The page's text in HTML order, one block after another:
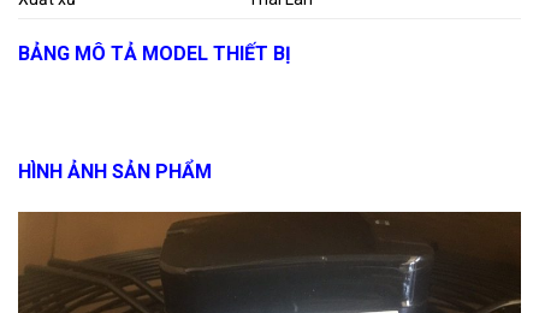
BẢNG MÔ TẢ MODEL THIẾT BỊ
HÌNH ẢNH SẢN PHẨM